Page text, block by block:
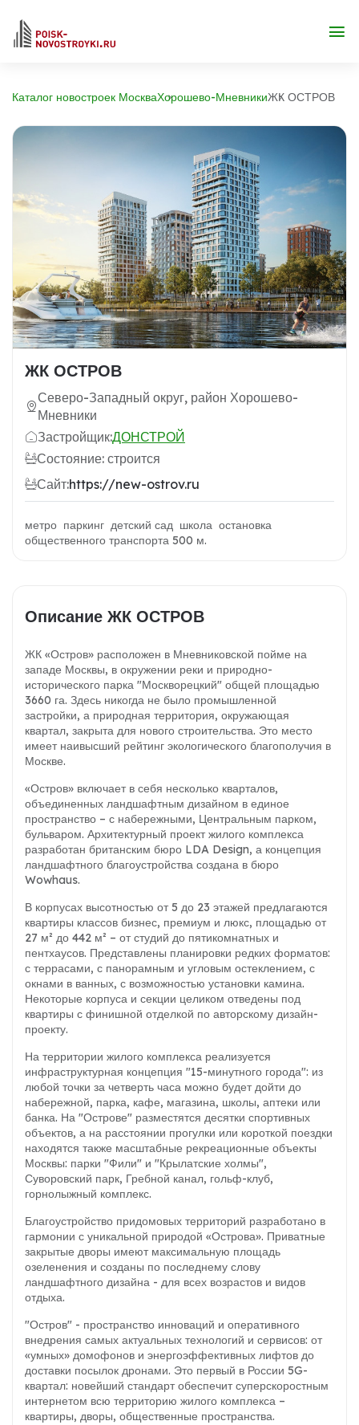
Каталог новостроек МоскваХорошево-МневникиЖК ОСТРОВ
ЖК ОСТРОВ
Северо-Западный округ, район Хорошево-
Мневники
Застройщик:ДОНСТРОЙ
Состояние: строится
Сайт:https://new-ostrov.ru
метро паркинг детский сад школа остановка
общественного транспорта 500 м.
Описание ЖК ОСТРОВ
ЖК «Остров» расположен в Мневниковской пойме на
западе Москвы, в окружении реки и природно-
исторического парка "Москворецкий" общей площадью
3660 га. Здесь никогда не было промышленной
застройки, а природная территория, окружающая
квартал, закрыта для нового строительства. Это место
имеет наивысший рейтинг экологического благополучия в
Москве.
«Остров» включает в себя несколько кварталов,
объединенных ландшафтным дизайном в единое
пространство – с набережными, Центральным парком,
бульваром. Архитектурный проект жилого комплекса
разработан британским бюро LDA Design, а концепция
ландшафтного благоустройства создана в бюро
Wowhaus.
В корпусах высотностью от 5 до 23 этажей предлагаются
квартиры классов бизнес, премиум и люкс, площадью от
27 м² до 442 м² – от студий до пятикомнатных и
пентхаусов. Представлены планировки редких форматов:
с террасами, с панорамным и угловым остеклением, с
окнами в ванных, с возможностью установки камина.
Некоторые корпуса и секции целиком отведены под
квартиры с финишной отделкой по авторскому дизайн-
проекту.
На территории жилого комплекса реализуется
инфраструктурная концепция "15-минутного города": из
любой точки за четверть часа можно будет дойти до
набережной, парка, кафе, магазина, школы, аптеки или
банка. На "Острове" разместятся десятки спортивных
объектов, а на расстоянии прогулки или короткой поездки
находятся также масштабные рекреационные объекты
Москвы: парки "Фили" и "Крылатские холмы",
Суворовский парк, Гребной канал, гольф-клуб,
горнолыжный комплекс.
Благоустройство придомовых территорий разработано в
гармонии с уникальной природой «Острова». Приватные
закрытые дворы имеют максимальную площадь
озеленения и созданы по последнему слову
ландшафтного дизайна - для всех возрастов и видов
отдыха.
"Остров" - пространство инноваций и оперативного
внедрения самых актуальных технологий и сервисов: от
«умных» домофонов и энергоэффективных лифтов до
доставки посылок дронами. Это первый в России 5G-
квартал: новейший стандарт обеспечит суперскоростным
интернетом всю территорию жилого комплекса –
квартиры, дворы, общественные пространства.